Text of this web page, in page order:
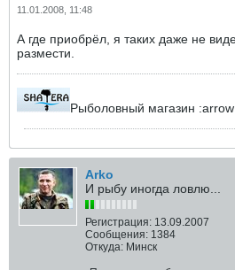
11.01.2008, 11:48
А где приобрёл, я таких даже не
размести.
Рыболовный магазин
Arko
И рыбу иногда ловлю...
Регистрация: 13.09.2007
Сообщения: 1384
Откуда: Минск